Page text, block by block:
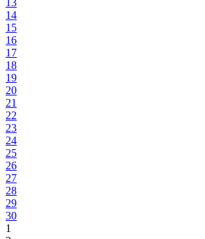
13
14
15
16
17
18
19
20
21
22
23
24
25
26
27
28
29
30
1